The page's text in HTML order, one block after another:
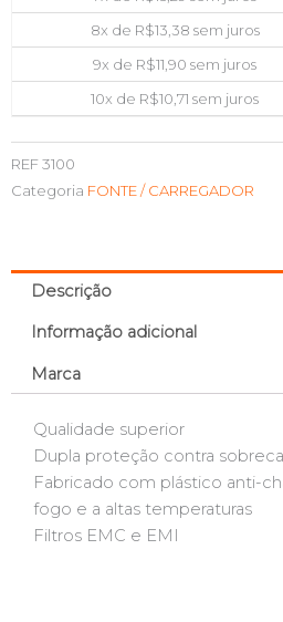
8x de R$13,38 sem juros
9x de R$11,90 sem juros
10x de R$10,71 sem juros
REF3100
Categoria FONTE / CARREGADOR
Descrição
Informação adicional
Marca
Qualidade superior
Dupla proteção contra
Fabricado com plástico anti-
fogo e a altas temperaturas
Filtros EMC e EMI